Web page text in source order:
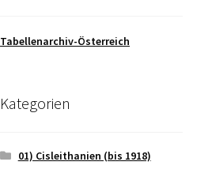
Tabellenarchiv-Österreich
Kategorien
01) Cisleithanien (bis 1918)